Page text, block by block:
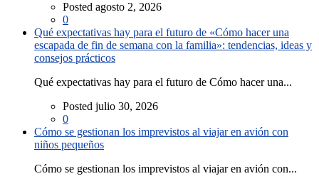
Posted agosto 2, 2026
0
Qué expectativas hay para el futuro de «Cómo hacer una
escapada de fin de semana con la familia»: tendencias, ideas y
consejos prácticos
Qué expectativas hay para el futuro de Cómo hacer una...
Posted julio 30, 2026
0
Cómo se gestionan los imprevistos al viajar en avión con
niños pequeños
Cómo se gestionan los imprevistos al viajar en avión con...